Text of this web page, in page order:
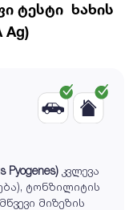
ტესტი ხახის
Ag)
Pyogenes) კვლევა
ტონზილიტის
მიზეზის